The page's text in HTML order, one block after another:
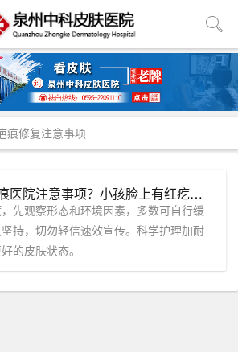
痕修复注意事项
[名医故事]泉州疤痕医院注意事项？小孩脸上有红疙瘩是怎么回事？
先观察形态和环境因素，多数可自行缓
持，切勿轻信速效宣传。科学护理加耐
的皮肤状态。